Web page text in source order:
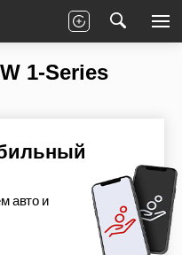
1-Series
авто и